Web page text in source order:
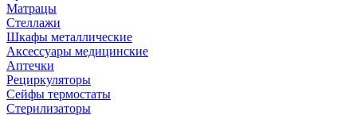
Матрацы
Стеллажи
Шкафы металлические
Аксессуары медицинские
Аптечки
Рециркуляторы
Сейфы термостаты
Стерилизаторы